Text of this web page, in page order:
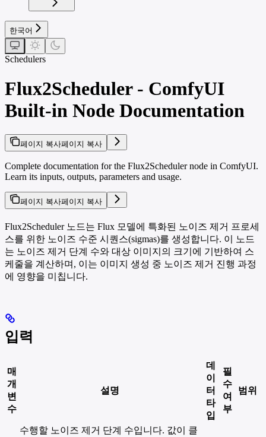
한국어
Schedulers
Flux2Scheduler - ComfyUI
Built-in Node Documentation
페이지 복사페이지 복사
Complete documentation for the Flux2Scheduler node in ComfyUI.
Learn its inputs, outputs, parameters and usage.
페이지 복사페이지 복사
Flux2Scheduler 노드는 Flux 모델에 특화된 노이즈 제거 프로세
스를 위한 노이즈 수준 시퀀스(sigmas)를 생성합니다. 이 노드
는 노이즈 제거 단계 수와 대상 이미지의 크기에 기반하여 스
케줄을 계산하며, 이는 이미지 생성 중 노이즈 제거 진행 과정
에 영향을 미칩니다.
입력
매
개
변
수
설명
데
이
터
타
입
필
수
여
부
범위
수행할 노이즈 제거 단계 수입니다. 값이 클